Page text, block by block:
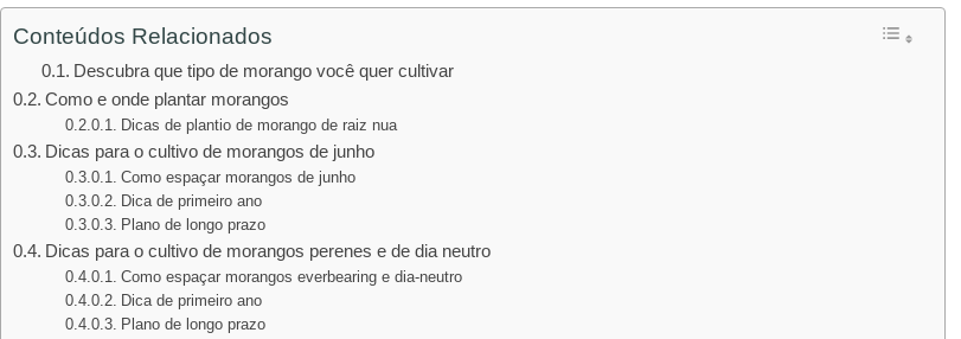
Conteúdos Relacionados
Descubra que tipo de morango você quer cultivar
Como e onde plantar morangos
Dicas de plantio de morango de raiz nua
Dicas para o cultivo de morangos de junho
Como espaçar morangos de junho
Dica de primeiro ano
Plano de longo prazo
Dicas para o cultivo de morangos perenes e de dia neutro
Como espaçar morangos everbearing e dia-neutro
Dica de primeiro ano
Plano de longo prazo